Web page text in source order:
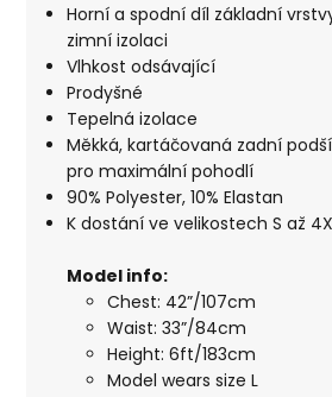
Horní a spodní díl základní
zimní izolaci
Vlhkost odsávající
Prodyšné
Tepelná izolace
Měkká, kartáčovaná zadní
pro maximální pohodlí
90% Polyester, 10% Elastan
K dostání ve velikostech S až
Model info:
Chest: 42”/107cm
Waist: 33”/84cm
Height: 6ft/183cm
Model wears size L